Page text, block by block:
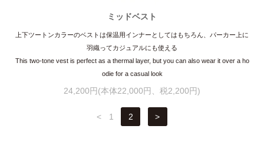
ミッドベスト
上下ツートンカラーのベストは保温用インナーとしてはもちろん、パーカー上に
羽織ってカジュアルにも使える
This two-tone vest is perfect as a thermal layer, but you can also wear it over a ho
odie for a casual look
24,200円(本体22,000円、税2,200円)
< 1 2 >